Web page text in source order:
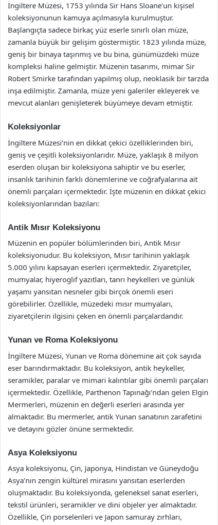
İngiltere Müzesi, 1753 yılında Sir Hans Sloane’un kişisel
koleksiyonunun kamuya açılmasıyla kurulmuştur.
Başlangıçta sadece birkaç yüz eserle sınırlı olan müze,
zamanla büyük bir gelişim göstermiştir. 1823 yılında müze,
geniş bir binaya taşınmış ve bu bina, günümüzdeki müze
kompleksi haline gelmiştir. Müzenin tasarımı, mimar Sir
Robert Smirke tarafından yapılmış olup, neoklasik bir tarzda
inşa edilmiştir. Zamanla, müze yeni galeriler ekleyerek ve
mevcut alanları genişleterek büyümeye devam etmiştir.
Koleksiyonlar
İngiltere Müzesi’nin en dikkat çekici özelliklerinden biri,
geniş ve çeşitli koleksiyonlarıdır. Müze, yaklaşık 8 milyon
eserden oluşan bir koleksiyona sahiptir ve bu eserler,
insanlık tarihinin farklı dönemlerine ve coğrafyalarına ait
önemli parçaları içermektedir. İşte müzenin en dikkat çekici
koleksiyonlarından bazıları:
Antik Mısır Koleksiyonu
Müzenin en popüler bölümlerinden biri, Antik Mısır
koleksiyonudur. Bu koleksiyon, Mısır tarihinin yaklaşık
5.000 yılını kapsayan eserleri içermektedir. Ziyaretçiler,
mumyalar, hiyeroglif yazıtları, tanrı heykelleri ve günlük
yaşamı yansıtan nesneler gibi birçok önemli eseri
görebilirler. Özellikle, müzedeki mısır mumyaları,
ziyaretçilerin ilgisini çeken en önemli parçalardandır.
Yunan ve Roma Koleksiyonu
İngiltere Müzesi, Yunan ve Roma dönemine ait çok sayıda
eser barındırmaktadır. Bu koleksiyon, antik heykeller,
seramikler, paralar ve mimari kalıntılar gibi önemli parçaları
içermektedir. Özellikle, Parthenon Tapınağı’ndan gelen Elgin
Mermerleri, müzenin en değerli eserleri arasında yer
almaktadır. Bu mermerler, antik Yunan sanatının zarafetini
ve detayını gözler önüne sermektedir.
Asya Koleksiyonu
Asya koleksiyonu, Çin, Japonya, Hindistan ve Güneydoğu
Asya’nın zengin kültürel mirasını yansıtan eserlerden
oluşmaktadır. Bu koleksiyonda, geleneksel sanat eserleri,
tekstil ürünleri, seramikler ve dini objeler yer almaktadır.
Özellikle, Çin porselenleri ve Japon samuray zırhları,